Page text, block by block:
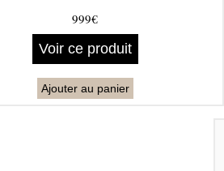
999€
Voir ce produit
Ajouter au panier